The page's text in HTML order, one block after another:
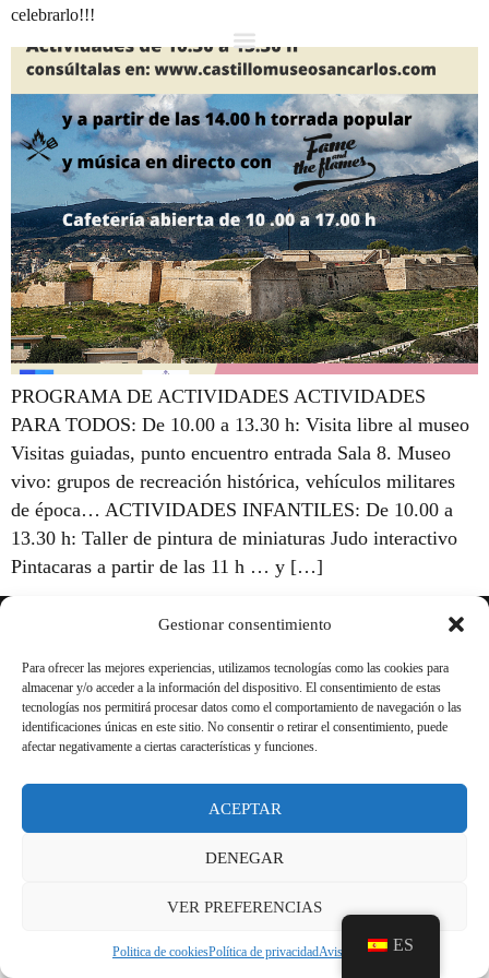
Gestionar consentimiento
Para ofrecer las mejores experiencias, utilizamos tecnologías como las cookies para
almacenar y/o acceder a la información del dispositivo. El consentimiento de estas
tecnologías nos permitirá procesar datos como el comportamiento de navegación o las
identificaciones únicas en este sitio. No consentir o retirar el consentimiento, puede
afectar negativamente a ciertas características y funciones.
ACEPTAR
DENEGAR
VER PREFERENCIAS
Politica de cookiesPolítica de privacidadAviso legal
celebrarlo!!!
PROGRAMA DE ACTIVIDADES ACTIVIDADES
PARA TODOS: De 10.00 a 13.30 h: Visita libre al museo
Visitas guiadas, punto encuentro entrada Sala 8. Museo
vivo: grupos de recreación histórica, vehículos militares
de época… ACTIVIDADES INFANTILES: De 10.00 a
13.30 h: Taller de pintura de miniaturas Judo interactivo
Pintacaras a partir de las 11 h … y […]
Política de privacidad
Política de Cookies
Transparencia
ES